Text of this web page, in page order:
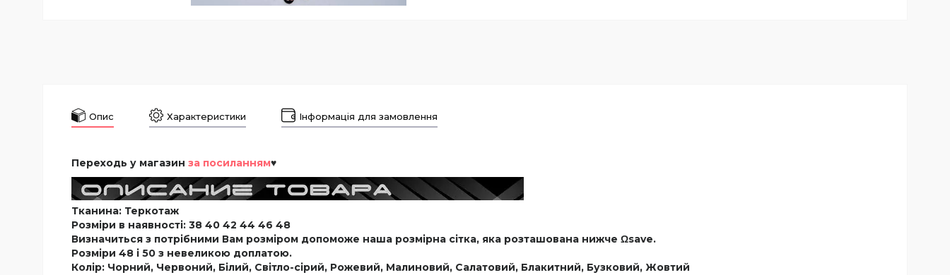
Опис Характеристики Інформація для замовлення
Переходь у магазин за посиланням♥
Тканина: Теркотаж
Розміри в наявності: 38 40 42 44 46 48
Визначиться з потрібними Вам розміром допоможе наша розмірна сітка, яка розташована нижче Ωsave.
Розміри 48 і 50 з невеликою доплатою.
Колір: Чорний, Червоний, Білий, Світло-сірий, Рожевий, Малиновий, Салатовий, Блакитний, Бузковий, Жовтий